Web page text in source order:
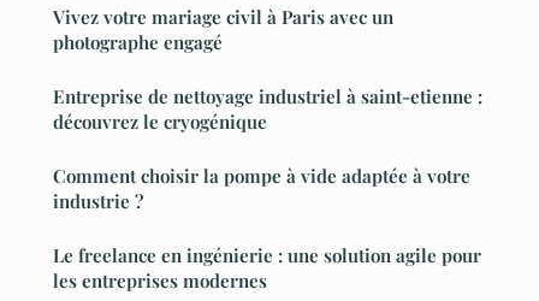
Vivez votre mariage civil à Paris avec un
photographe engagé
Entreprise de nettoyage industriel à saint-etienne :
découvrez le cryogénique
Comment choisir la pompe à vide adaptée à votre
industrie ?
Le freelance en ingénierie : une solution agile pour
les entreprises modernes